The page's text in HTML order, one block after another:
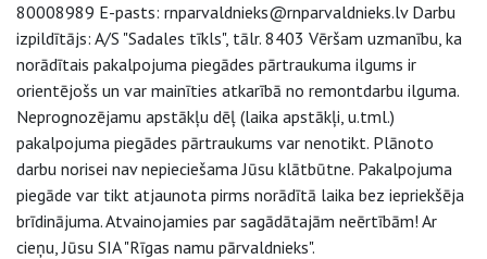
80008989 E-pasts: rnparvaldnieks@rnparvaldnieks.lv Darbu
izpildītājs: A/S "Sadales tīkls", tālr. 8403 Vēršam uzmanību, ka
norādītais pakalpojuma piegādes pārtraukuma ilgums ir
orientējošs un var mainīties atkarībā no remontdarbu ilguma.
Neprognozējamu apstākļu dēļ (laika apstākļi, u.tml.)
pakalpojuma piegādes pārtraukums var nenotikt. Plānoto
darbu norisei nav nepieciešama Jūsu klātbūtne. Pakalpojuma
piegāde var tikt atjaunota pirms norādītā laika bez iepriekšēja
brīdinājuma. Atvainojamies par sagādātajām neērtībām! Ar
cieņu, Jūsu SIA "Rīgas namu pārvaldnieks".